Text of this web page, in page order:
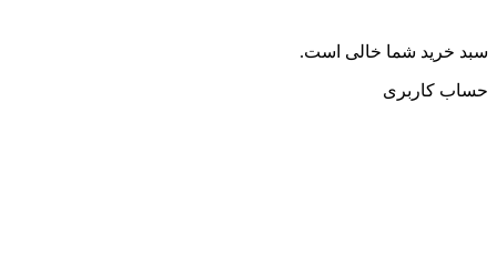
سبد خرید شما خالی است.
حساب کاربری